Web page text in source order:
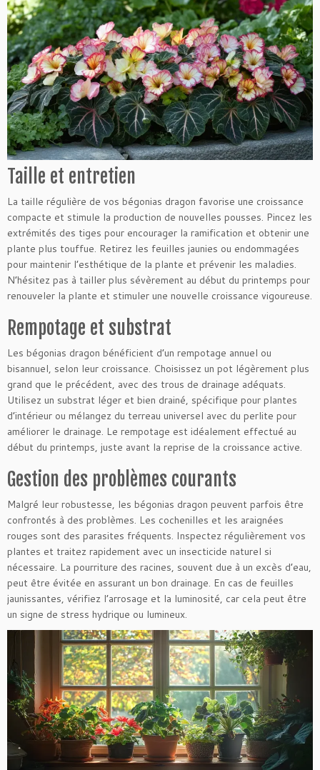
Taille et entretien
La taille régulière de vos bégonias dragon favorise une croissance
compacte et stimule la production de nouvelles pousses. Pincez les
extrémités des tiges pour encourager la ramification et obtenir une
plante plus touffue. Retirez les feuilles jaunies ou endommagées
pour maintenir l’esthétique de la plante et prévenir les maladies.
N’hésitez pas à tailler plus sévèrement au début du printemps pour
renouveler la plante et stimuler une nouvelle croissance vigoureuse.
Rempotage et substrat
Les bégonias dragon bénéficient d’un rempotage annuel ou
bisannuel, selon leur croissance. Choisissez un pot légèrement plus
grand que le précédent, avec des trous de drainage adéquats.
Utilisez un substrat léger et bien drainé, spécifique pour plantes
d’intérieur ou mélangez du terreau universel avec du perlite pour
améliorer le drainage. Le rempotage est idéalement effectué au
début du printemps, juste avant la reprise de la croissance active.
Gestion des problèmes courants
Malgré leur robustesse, les bégonias dragon peuvent parfois être
confrontés à des problèmes. Les cochenilles et les araignées
rouges sont des parasites fréquents. Inspectez régulièrement vos
plantes et traitez rapidement avec un insecticide naturel si
nécessaire. La pourriture des racines, souvent due à un excès d’eau,
peut être évitée en assurant un bon drainage. En cas de feuilles
jaunissantes, vérifiez l’arrosage et la luminosité, car cela peut être
un signe de stress hydrique ou lumineux.